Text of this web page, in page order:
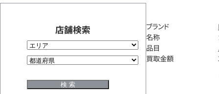
店舗検索 ブランド
名称
品目
買取金額